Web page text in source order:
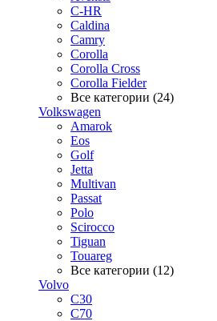
C-HR
Caldina
Camry
Corolla
Corolla Cross
Corolla Fielder
Все категории (24)
Volkswagen
Amarok
Eos
Golf
Jetta
Multivan
Passat
Polo
Scirocco
Tiguan
Touareg
Все категории (12)
Volvo
C30
C70